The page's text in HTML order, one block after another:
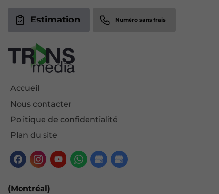
Accueil
Nous contacter
Politique de confidentialité
Plan du site
Estimation
(Montréal)